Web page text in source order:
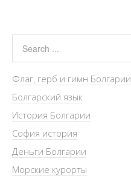
Флаг, герб и гимн Болгарии
Болгарский язык
История Болгарии
София история
Деньги Болгарии
Морские курорты